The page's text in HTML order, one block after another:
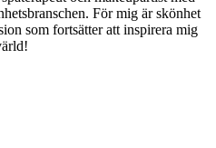
För mig är skönhet
som fortsätter att inspirera mig